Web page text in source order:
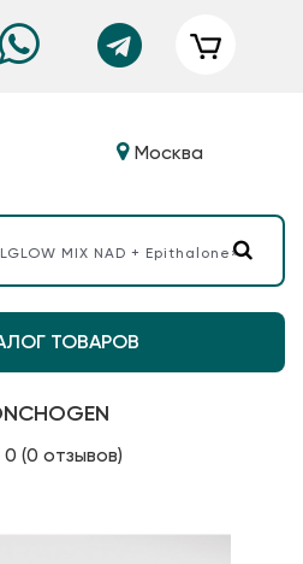
Москва
ТОВАРОВ
0 (0 отзывов)